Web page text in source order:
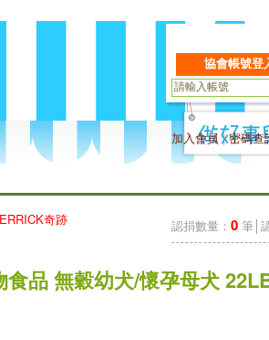
加入會員|密碼查
認捐數量： 0 筆│
奇跡
品 無穀幼犬/懷孕母犬